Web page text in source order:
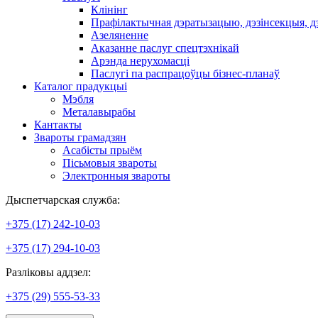
Клінінг
Прафілактычная дэратызацыю, дэзiнсекцыя,
Азеляненне
Аказанне паслуг спецтэхнікай
Арэнда нерухомасці
Паслугі па распрацоўцы бізнес-планаў
Каталог прадукцыі
Мэбля
Металавырабы
Кантакты
Звароты грамадзян
Асабісты прыём
Пісьмовыя звароты
Электронныя звароты
Дыспетчарская служба:
+375 (17) 242-10-03
+375 (17) 294-10-03
Разліковы аддзел:
+375 (29) 555-53-33